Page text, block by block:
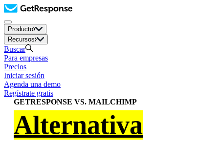
Producto
Recursos
Buscar
Para empresas
Precios
Iniciar sesión
Agenda una demo
Regístrate gratis
GETRESPONSE VS. MAILCHIMP
Alternativa